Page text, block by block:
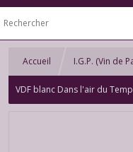
Accueil I.G.P. (Vin de
VDF blanc Dans l'air du